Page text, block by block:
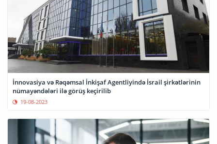
İnnovasiya və Rəqəmsal İnkişaf Agentliyində İsrail şirkətlərinin
nümayəndələri ilə görüş keçirilib
19-08-2023